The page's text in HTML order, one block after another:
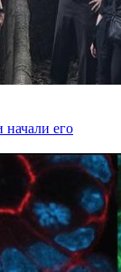
начали его